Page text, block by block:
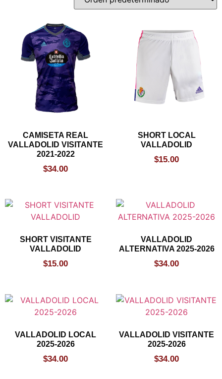
CAMISETA REAL
VALLADOLID VISITANTE
2021-2022
$34.00
SHORT LOCAL
VALLADOLID
$15.00
SHORT VISITANTE
VALLADOLID
$15.00
VALLADOLID
ALTERNATIVA 2025-2026
$34.00
VALLADOLID LOCAL
2025-2026
$34.00
VALLADOLID VISITANTE
2025-2026
$34.00